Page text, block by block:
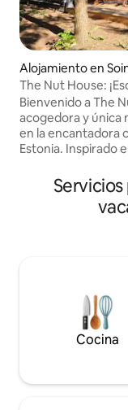
Alojamiento en
The Nut House:
Tartu!
Bienvenido a The
acogedora y única
en la encantadora
Estonia. Inspirado
nuestro pequeño
perfecto para
energías y
llevan a grandes
Cocina